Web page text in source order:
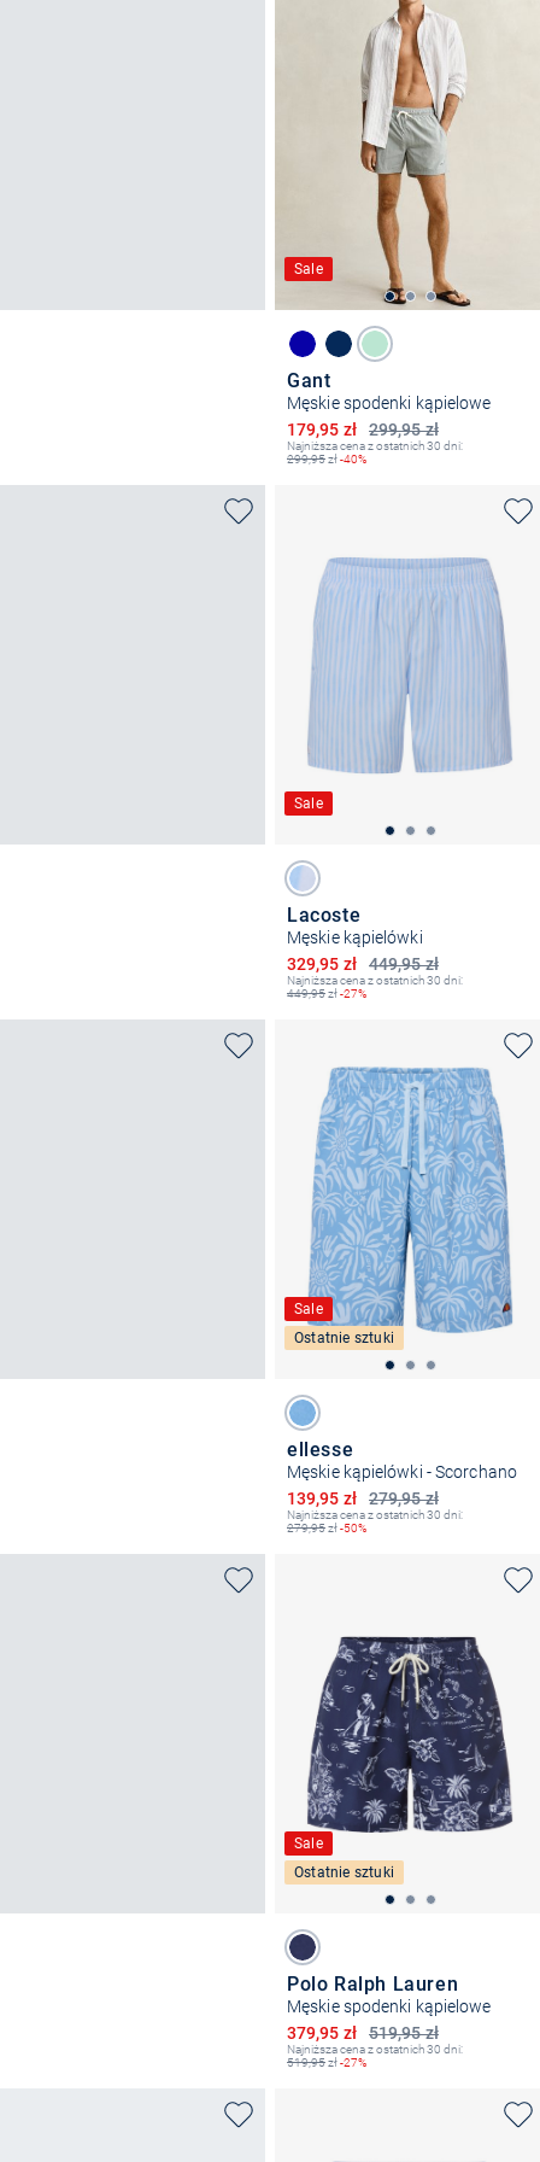
Sale
Gant
Męskie spodenki kąpielowe
299,95 zł
Obniżona cena
179,95 zł
Najniższa cena z ostatnich 30 dni:
299,95zł-40%
Sale
Lacoste
Męskie kąpielówki
449,95 zł
Obniżona cena
329,95 zł
Najniższa cena z ostatnich 30 dni:
449,95zł-27%
Sale
Ostatnie sztuki
ellesse
Męskie kąpielówki - Scorchano
279,95 zł
Obniżona cena
139,95 zł
Najniższa cena z ostatnich 30 dni:
279,95zł-50%
Sale
Ostatnie sztuki
Polo Ralph Lauren
Męskie spodenki kąpielowe
519,95 zł
Obniżona cena
379,95 zł
Najniższa cena z ostatnich 30 dni:
519,95zł-27%